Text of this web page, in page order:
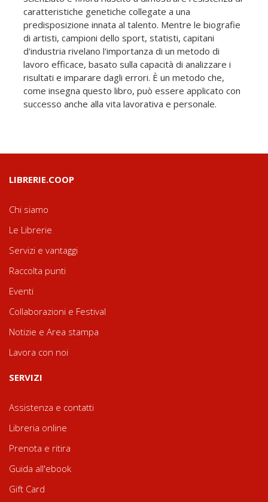
caratteristiche genetiche collegate a una
predisposizione innata al talento. Mentre le biografie
di artisti, campioni dello sport, statisti, capitani
d'industria rivelano l'importanza di un metodo di
lavoro efficace, basato sulla capacità di analizzare i
risultati e imparare dagli errori. È un metodo che,
come insegna questo libro, può essere applicato con
successo anche alla vita lavorativa e personale.
LIBRERIE.COOP
Chi siamo
Le Librerie
Servizi e vantaggi
Raccolta punti
Eventi
Collaborazioni e Festival
Notizie e Area stampa
Lavora con noi
SERVIZI
Assistenza e contatti
Libreria online
Prenota e ritira
Guida all'ebook
Gift Card